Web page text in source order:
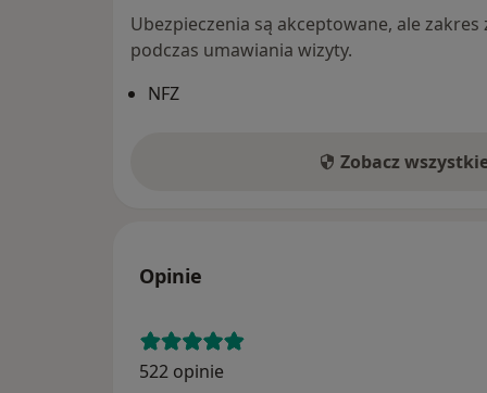
Ubezpieczenia są akceptowane, ale
podczas umawiania wizyty.
NFZ
Zobacz
Opinie
522 opinie